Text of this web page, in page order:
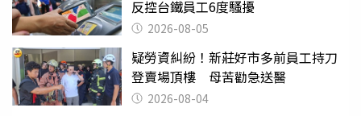
反控台鐵員工6度騷擾
2026-08-05
疑勞資糾紛！新莊好市多前員工持刀
登賣場頂樓 母苦勸急送醫
2026-08-04